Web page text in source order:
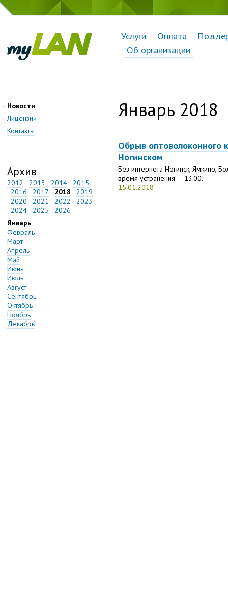
Услуги Оплата
Об организации
Новости
Лицензии
Контакты
Архив
2012 2013 2014
2015
2016
2017 2018
2019
2020
2021 2022
2023
2024
2025
2026
Январь
Февраль
Март
Апрель
Май
Июнь
Июль
Август
Сентябрь
Октябрь
Ноябрь
Декабрь
Январь 2018
Обрыв оптоволоконного
Ногинском
Без интернета Ногинск, Ямкино,
время устранения — 13:00.
15.01.2018